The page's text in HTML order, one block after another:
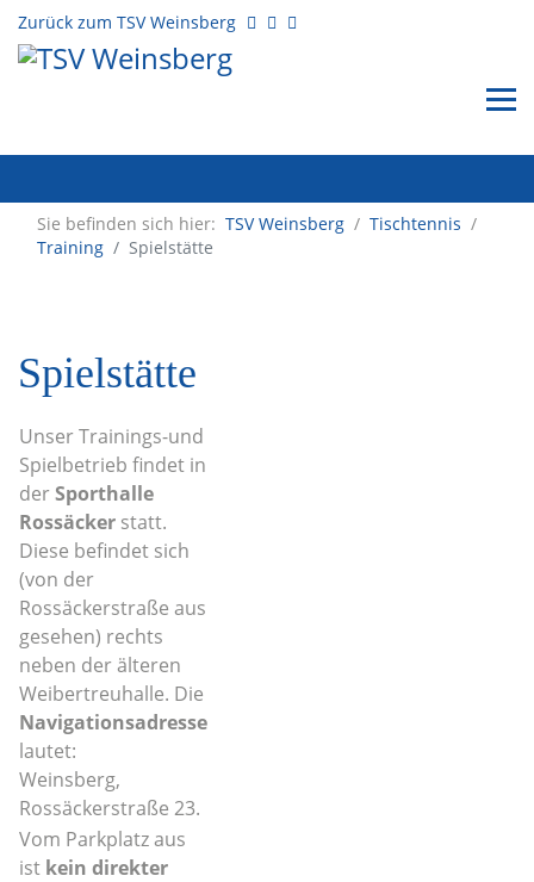
Zurück zum TSV Weinsberg
Sie befinden sich hier: TSV Weinsberg / Tischtennis /
Training
Spielstätte
Spielstätte
Unser Trainings-und
Spielbetrieb findet in
derSporthalle
Rossäcker statt.
Diese befindet sich
(von der
Rossäckerstraße aus
gesehen) rechts
neben der älteren
Weibertreuhalle. Die
Navigationsadresse
lautet:
Weinsberg,
Rossäckerstraße 23.
Vom Parkplatz aus
ist kein direkter